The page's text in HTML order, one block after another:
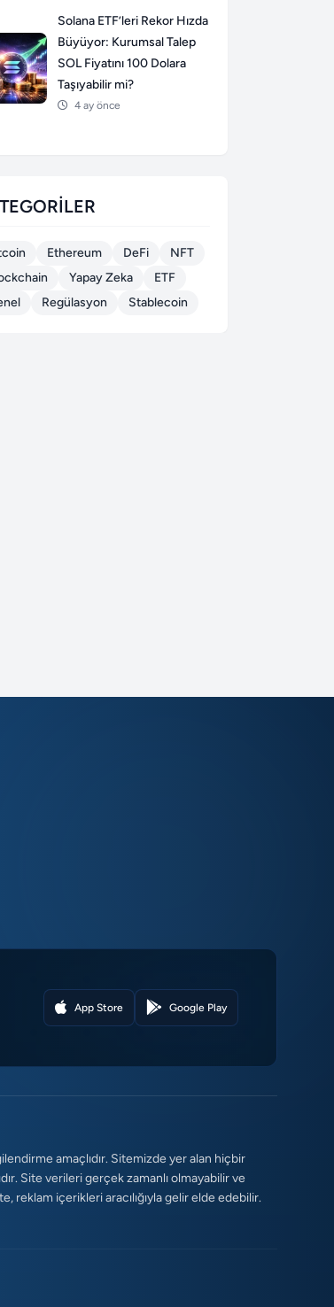
Solana ETF’leri Rekor Hızda
Büyüyor: Kurumsal Talep
SOL Fiyatını 100 Dolara
Taşıyabilir mi?
4 ay önce
Ethereum DeFi
NFT
Yapay Zeka
ETF
Regülasyon Stablecoin
App Store Google Play
amaçlıdır. Sitemizde yer alan hiçbir
Site verileri gerçek zamanlı olmayabilir ve
reklam içerikleri aracılığıyla gelir elde edebilir.